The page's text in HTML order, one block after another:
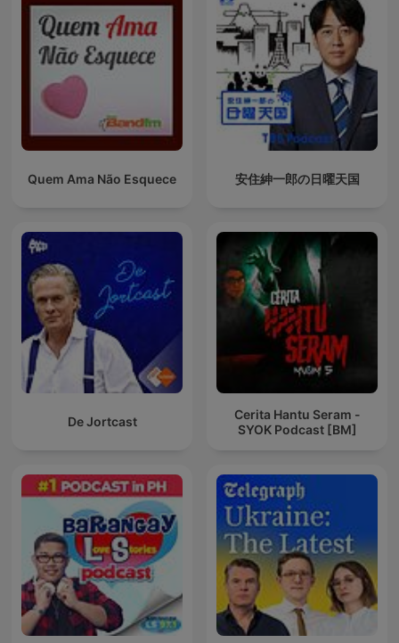
Quem Ama Não Esquece 安住紳一郎の日曜天国
De Jortcast
Cerita Hantu Seram -
SYOK Podcast [BM]